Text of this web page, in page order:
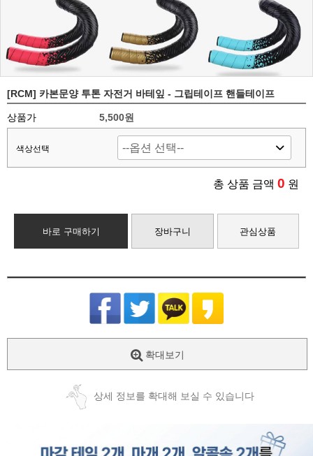
[RCM] 카본문양 투톤 자전거 바테잎 - 그립테이프 핸들테이프
상품가 5,500원
색상선택
총 상품 금액 0 원
바로 구매하기 장바구니 관심상품
확대보기
상세 정보를 확대해 보실 수 있습니다